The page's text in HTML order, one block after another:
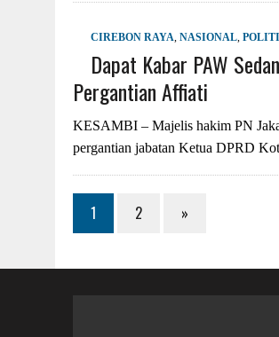
CIREBON RAYA, NASIONAL,
Dapat Kabar PAW
Pergantian Affiati
KESAMBI – Majelis hakim PN
pergantian jabatan Ketua DPRD
1 2 »